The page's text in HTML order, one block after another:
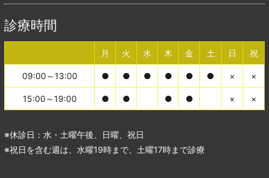
診療時間
月 火 水 木 金 土 日 祝
09:00～13:00 ● ● ● ● ● ● × ×
15:00～19:00 ● ● ● ● × ×
※休診日：水・土曜午後、日曜、祝日
※祝日を含む週は、水曜19時まで、土曜17時まで診療